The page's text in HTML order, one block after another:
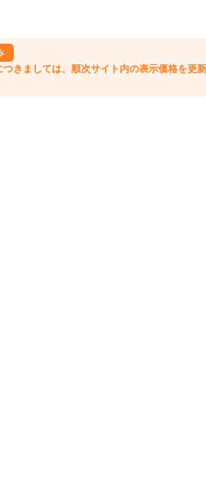
きましては、順次サイト内の表示価格を更新